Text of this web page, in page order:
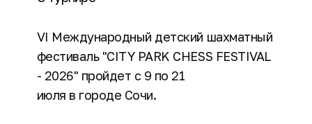
VI Международный детский шахматный
фестиваль "CITY PARK CHESS FESTIVAL
- 2026" пройдет с 9 по 21
июля в городе Сочи.